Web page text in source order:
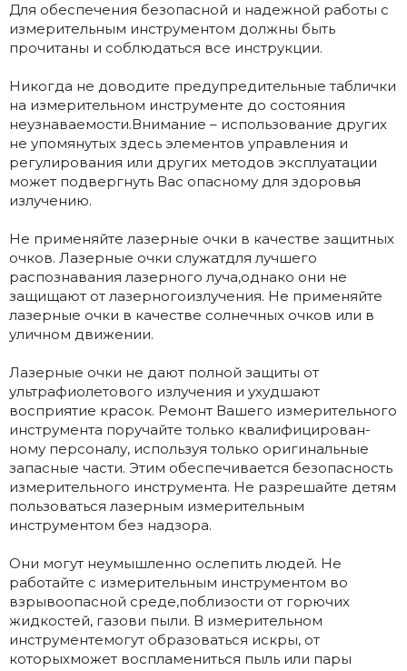
Для обеспечения безопасной и надежной работы с
измерительным инструментом должны быть
прочитаны и соблюдаться все инструкции.
Никогда не доводите предупредительные таблички
на измерительном инструменте до состояния
неузнаваемости.Внимание – использование других
не упомянутых здесь элементов управления и
регулирования или других методов эксплуатации
может подвергнуть Вас опасному для здоровья
излучению.
Не применяйте лазерные очки в качестве защитных
очков. Лазерные очки служатдля лучшего
распознавания лазерного луча,однако они не
защищают от лазерногоизлучения. Не применяйте
лазерные очки в качестве солнечных очков или в
уличном движении.
Лазерные очки не дают полной защиты от
ультрафиолетового излучения и ухудшают
восприятие красок. Ремонт Вашего измерительного
инструмента поручайте только квалифицирован-
ному персоналу, используя только оригинальные
запасные части. Этим обеспечивается безопасность
измерительного инструмента. Не разрешайте детям
пользоваться лазерным измерительным
инструментом без надзора.
Они могут неумышленно ослепить людей. Не
работайте с измерительным инструментом во
взрывоопасной среде,поблизости от горючих
жидкостей, газови пыли. В измерительном
инструментемогут образоваться искры, от
которыхможет воспламениться пыль или пары